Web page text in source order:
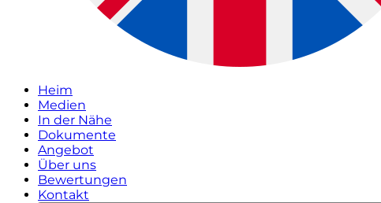
Heim
Medien
In der Nähe
Dokumente
Angebot
Über uns
Bewertungen
Kontakt